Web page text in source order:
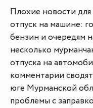
Плохие новости для
отпуск на машине:
бензин и очередям
несколько
отпуска на
комментарии
юге Мурманской
проблемы с